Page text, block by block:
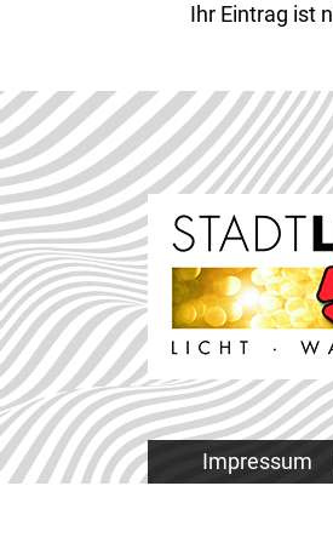
Ihr Eintrag ist
Impressum